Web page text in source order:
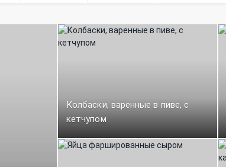
Колбаски, варенные в пиве, с
кетчупом